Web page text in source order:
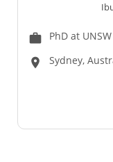
work PhD at
location_on Sydney,